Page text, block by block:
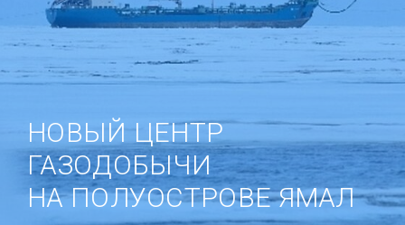
НОВЫЙ ЦЕНТР
ГАЗОДОБЫЧИ
НА ПОЛУОСТРОВЕ ЯМАЛ